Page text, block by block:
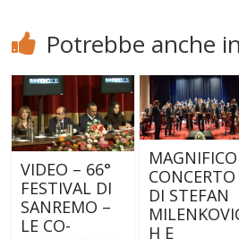
Potrebbe anche
VIDEO – 66°
FESTIVAL DI
SANREMO –
LE CO-
MAGNIFICO
CONCERTO
DI STEFAN
H E